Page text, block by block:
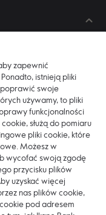
zapewnić
istnieją pliki
swoje
używamy, to pliki
funkcjonalności
służą do pomiaru
pliki cookie, które
Możesz w
wycofać swoją zgodę
przycisku plików
uzyskać więcej
nas plików cookie,
pod adresem